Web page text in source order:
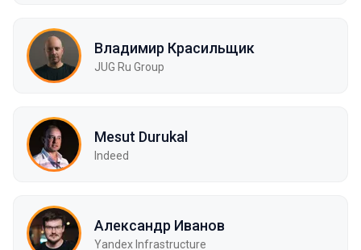
Владимир Красильщик
JUG Ru Group
Mesut Durukal
Indeed
Александр Иванов
Yandex Infrastructure